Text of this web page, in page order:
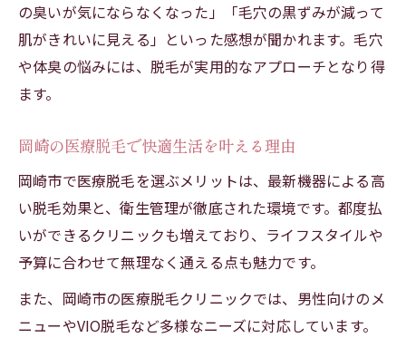
の臭いが気にならなくなった」「毛穴の黒ずみが減って
肌がきれいに見える」といった感想が聞かれます。毛穴
や体臭の悩みには、脱毛が実用的なアプローチとなり得
ます。
岡崎の医療脱毛で快適生活を叶える理由
岡崎市で医療脱毛を選ぶメリットは、最新機器による高
い脱毛効果と、衛生管理が徹底された環境です。都度払
いができるクリニックも増えており、ライフスタイルや
予算に合わせて無理なく通える点も魅力です。
また、岡崎市の医療脱毛クリニックでは、男性向けのメ
ニューやVIO脱毛など多様なニーズに対応しています。